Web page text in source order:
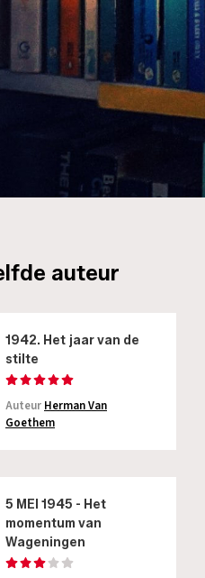
auteur
1942. Het jaar van de
stilte
Auteur Herman Van
Goethem
5 MEI 1945 - Het
momentum van
Wageningen